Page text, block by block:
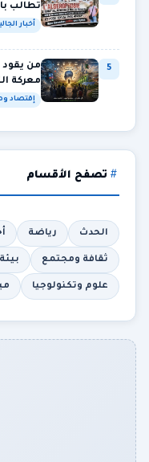
تطالب
أخبار
5
من يقود
معركة
إقتصاد
تصفح الأقسام
الحدث رياضة
ثقافة ومجتمع
علوم وتكنولوجيا